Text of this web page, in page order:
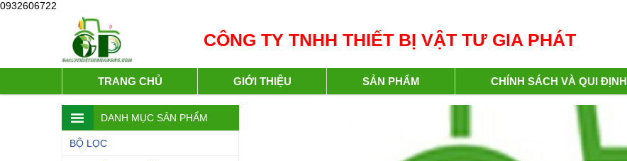
0932606722
CÔNG TY TNHH THIẾT BỊ VẬT TƯ GIA PHÁT
TRANG CHỦ GIỚI THIỆU SẢN PHẨM CHÍNH SÁCH VÀ QUI ĐỊNH
DANH MỤC SẢN PHẨM
BỘ LỌC